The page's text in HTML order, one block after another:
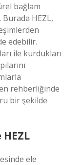
bağlam
Burada HEZL,
edebilir.
ile kurdukları
rehberliğinde
bir şekilde
ele